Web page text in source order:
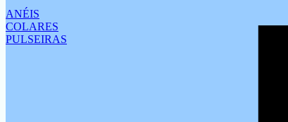
ANÉIS
COLARES
PULSEIRAS